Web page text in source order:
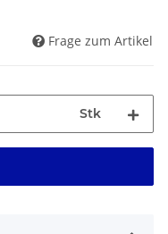
Frage zum Artikel
Stk